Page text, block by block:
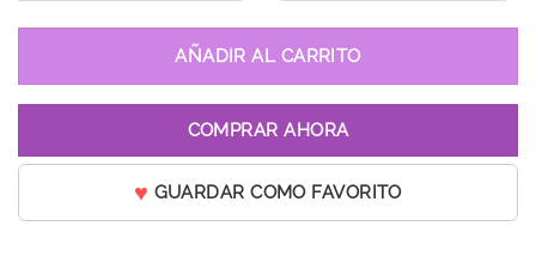
AÑADIR AL CARRITO
COMPRAR AHORA
GUARDAR COMO FAVORITO